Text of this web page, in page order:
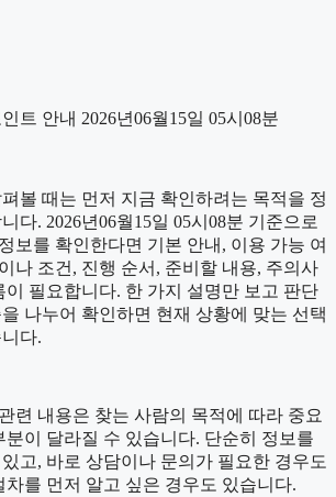
트 안내 2026년06월15일 05시08분
볼 때는 먼저 지금 확인하려는 목적을 정
다. 2026년06월15일 05시08분 기준으로
보를 확인한다면 기본 안내, 이용 가능 여
나 조건, 진행 순서, 준비할 내용, 주의사
이 필요합니다. 한 가지 설명만 보고 판단
나누어 확인하면 현재 상황에 맞는 선택
다.
련 내용은 찾는 사람의 목적에 따라 중요
이 달라질 수 있습니다. 단순히 정보를
고, 바로 상담이나 문의가 필요한 경우도
차를 먼저 알고 싶은 경우도 있습니다.